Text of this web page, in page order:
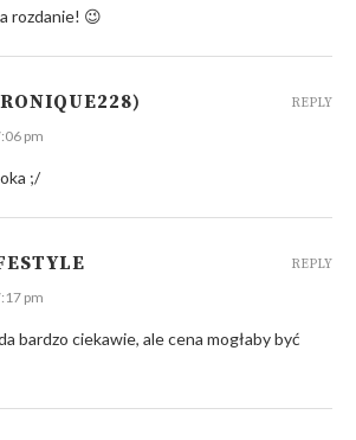
rozdanie! 😉
pm
;/
REPLY
pm
bardzo ciekawie, ale cena mogłaby być
REPLY